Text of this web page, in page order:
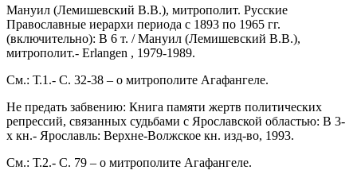
Мануил (Лемишевский В.В.), митрополит. Русские
Православные иерархи периода с 1893 по 1965 гг.
(включительно): В 6 т. / Мануил (Лемишевский В.В.),
митрополит.- Erlangen , 1979-1989.
См.: Т.1.- С. 32-38 – о митрополите Агафангеле.
Не предать забвению: Книга памяти жертв политических
репрессий, связанных судьбами с Ярославской областью: В 3-
х кн.- Ярославль: Верхне-Волжское кн. изд-во, 1993.
См.: Т.2.- С. 79 – о митрополите Агафангеле.